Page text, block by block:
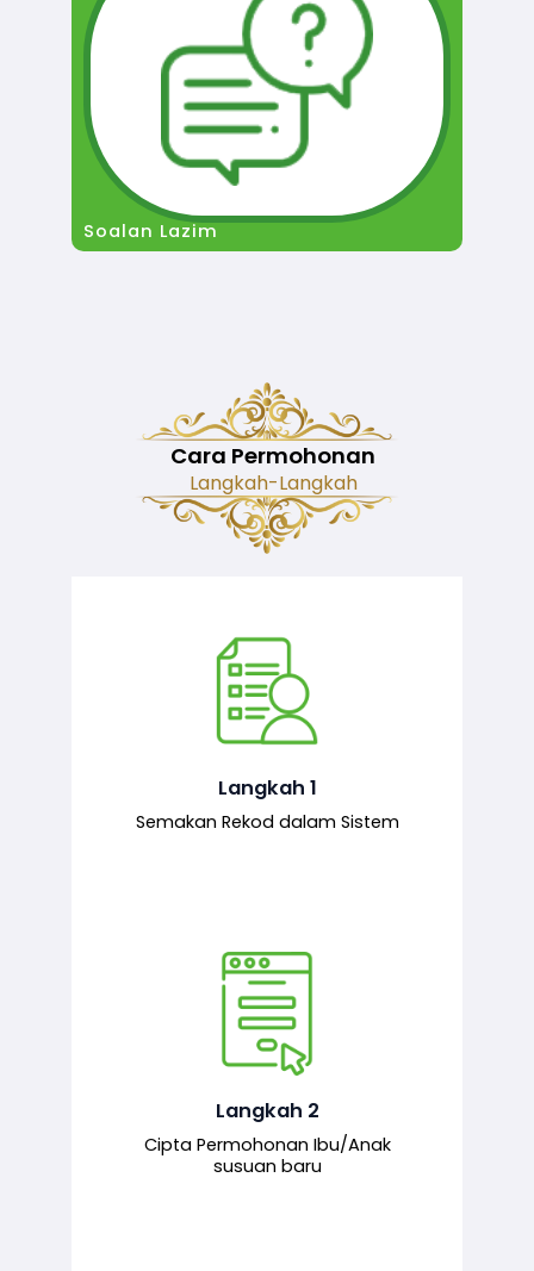
Soalan Lazim
Cara Permohonan
Langkah-Langkah
Langkah 1
Semakan Rekod dalam Sistem
Semakan ke atas sejarah permohonan
yang pernah dibuat oleh pemohon,
Langkah 2
Cipta Permohonan Ibu/Anak
susuan baru
Pemohon mengisi borang
permohonan bagi pendaftaran
baharu melalui sistem.